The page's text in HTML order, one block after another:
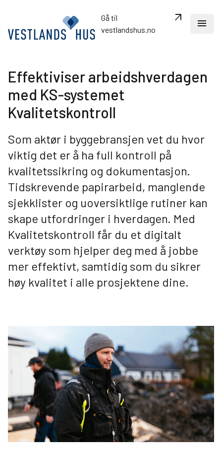
Gå til
vestlandshus.no
arrow_outward menu
search
Dine ressurser
Oversikt over kjedekonseptet
Merkevare og markedsføring
Fordelaktige avtaler
Samlinger og kurskalender
Siste nytt
Kontakt oss
Selge og bygge hus
Kundereisen
Finn hus
Bestill tjenester fra VHA
Husk rapportering
Systemer
Kvalitetskontrollopen_in_new
Salesforceopen_in_new
Infoveggen
Profilbutikk
Prislisteverktøy
RoomSketcher
Indeks SSB
Effektiviser arbeidshverdagen
med KS-systemet
Kvalitetskontroll
Som aktør i byggebransjen vet du hvor
viktig det er å ha full kontroll på
kvalitetssikring og dokumentasjon.
Tidskrevende papirarbeid, manglende
sjekklister og uoversiktlige rutiner kan
skape utfordringer i hverdagen. Med
Kvalitetskontroll får du et digitalt
verktøy som hjelper deg med å jobbe
mer effektivt, samtidig som du sikrer
høy kvalitet i alle prosjektene dine.